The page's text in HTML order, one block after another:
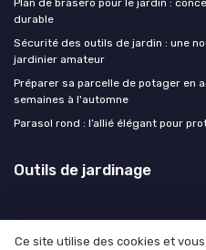
durable
Sécurité des outils de jardin : une
jardinier amateur
Préparer sa parcelle de potager en
semaines à l'automne
Parasol rond : l’allié élégant pour
Outils de jardinage
Ce site utilise des cookies et